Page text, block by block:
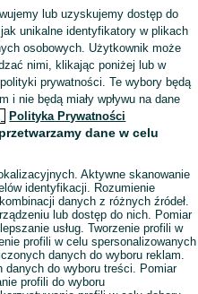
lub uzyskujemy dostęp do
unikalne identyfikatory w plikach
osobowych. Użytkownik może
nimi, klikając poniżej lub w
prywatności. Te wybory będą
i nie będą miały wpływu na dane
Polityka Prywatności
dane w celu
Aktywne skanowanie
identyfikacji. Rozumienie
danych z różnych źródeł.
lub dostęp do nich. Pomiar
usług. Tworzenie profili w
profili w celu spersonalizowanych
danych do wyboru reklam.
danych do wyboru treści. Pomiar
profili do wyboru